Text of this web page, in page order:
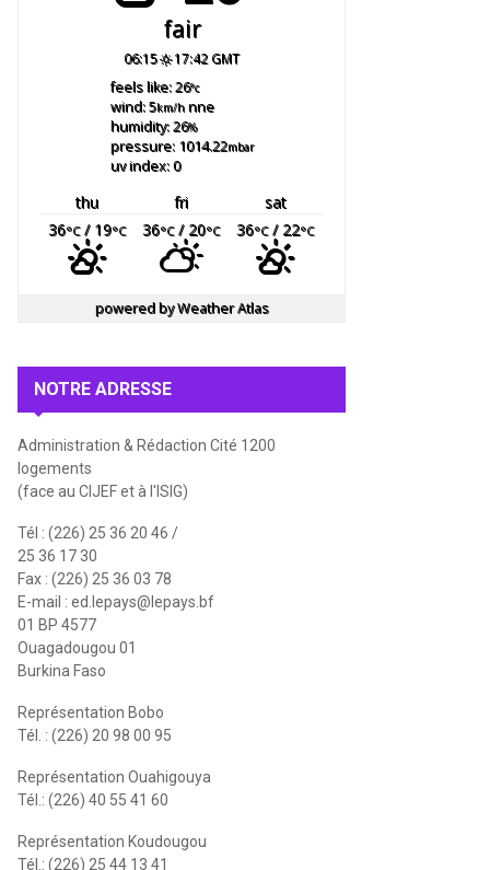
fair
06:15 17:42 GMT
feels like: 26°c
wind: 5km/hnne
humidity: 26%
pressure: 1014.22mbar
uv index: 0
thu fri
sat
36°C/ 19°C 36°C/ 20°C 36°C/ 22°C
powered byWeather Atlas
NOTRE ADRESSE
Administration & Rédaction Cité 1200
logements
(face au CIJEF et à l'ISIG)
Tél : (226) 25 36 20 46 /
25 36 17 30
Fax : (226) 25 36 03 78
E-mail : ed.lepays@lepays.bf
01 BP 4577
Ouagadougou 01
Burkina Faso
Représentation Bobo
Tél. : (226) 20 98 00 95
Représentation Ouahigouya
Tél.: (226) 40 55 41 60
Représentation Koudougou
Tél.: (226) 25 44 13 41